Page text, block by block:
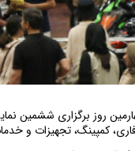
روز برگزاری ششمین
کمپینگ، تجهیزات و